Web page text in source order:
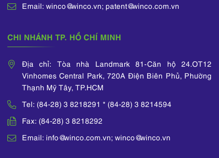
Email: winco@winco.vn; patent@winco.com.vn
CHI NHÁNH TP. HỒ CHÍ MINH
Địa chỉ: Tòa nhà Landmark 81-Căn hộ 24.OT12
Vinhomes Central Park, 720A Điện Biên Phủ, Phường
Thạnh Mỹ Tây, TP.HCM
Tel: (84-28) 3 8218291 * (84-28) 3 8214594
Fax: (84-28) 3 8218292
Email: info@winco.com.vn; winco@winco.vn